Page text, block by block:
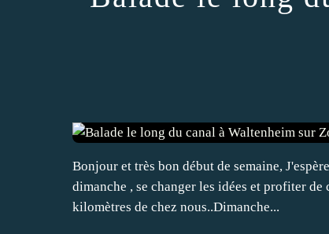
Bonjour et très bon début de semaine,
dimanche , se changer les idées et profiter de
kilomètres de chez nous..Dimanche...